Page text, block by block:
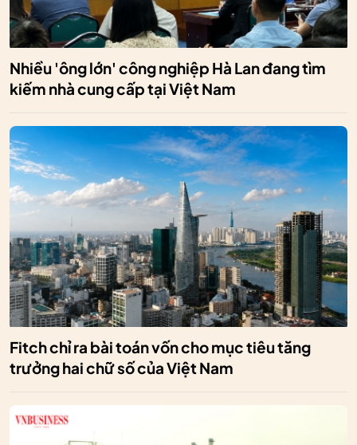
Nhiều 'ông lớn' công nghiệp Hà Lan đang tìm
kiếm nhà cung cấp tại Việt Nam
Fitch chỉ ra bài toán vốn cho mục tiêu tăng
trưởng hai chữ số của Việt Nam